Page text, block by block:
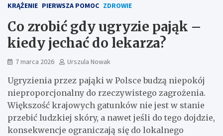
KRĄŻENIE PIERWSZA POMOC ZDROWIE
Co zrobić gdy ugryzie pająk –
kiedy jechać do lekarza?
7 marca 2026 Urszula Nowak
Ugryzienia przez pająki w Polsce budzą niepokój
nieproporcjonalny do rzeczywistego zagrożenia.
Większość krajowych gatunków nie jest w stanie
przebić ludzkiej skóry, a nawet jeśli do tego dojdzie,
konsekwencje ograniczają się do lokalnego